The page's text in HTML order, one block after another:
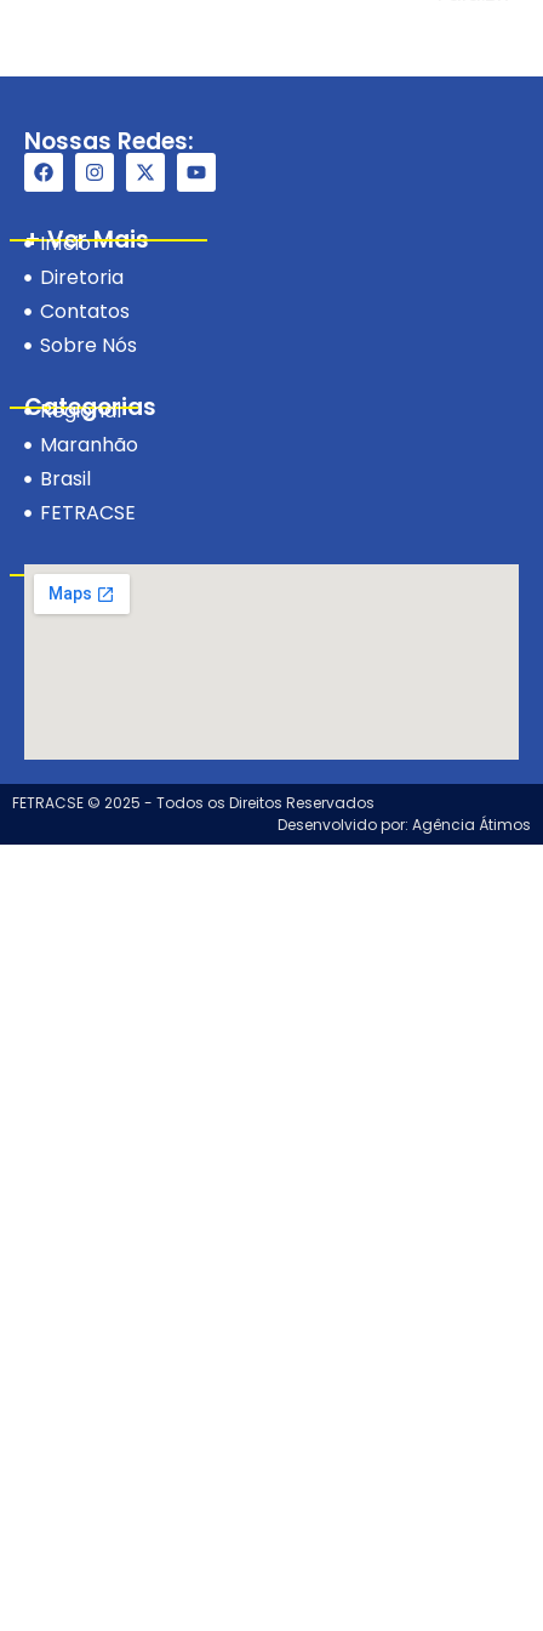
Nossas Redes:
+ Ver Mais
Início
Diretoria
Contatos
Sobre Nós
Categorias
Regional
Maranhão
Brasil
FETRACSE
Visite-nos!
FETRACSE © 2025 - Todos os Direitos Reservados
Desenvolvido por: Agência Átimos